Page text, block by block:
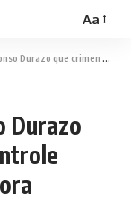
Aa
controle “ciertas” regiones de Sonora
Durazo